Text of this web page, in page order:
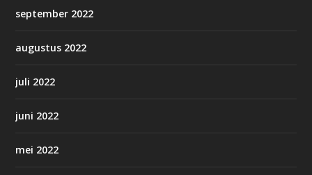
september 2022
augustus 2022
juli 2022
juni 2022
mei 2022